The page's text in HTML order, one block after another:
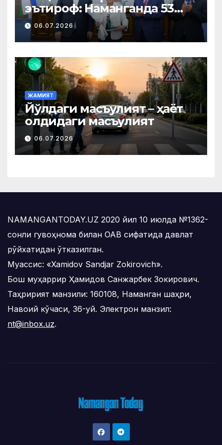
эътироф: Наманганда 53
нафар нуроний «Меҳнат
фахрийси» кўкрак нишони
билан тақдирланди
06.07.2026
ЖАМИЯТ
Йўлдаги масъулият – ҳаёт
олдидаги масъулият
06.07.2026
NAMANGANTODAY.UZ 2020 йил 10 июлда №1362-
сонли гувоҳнома билан ОАВ сифатида давлат
рўйхатидан ўтказилган.
Муассис: «Xamidov Sandjar Zokirovich».
Бош муҳаррир Ҳамидов Санжарбек Зокирович.
Таҳририят манзили: 160108, Наманган шаҳри,
Навоий кўчаси, 36-уй. Электрон манзил:
nt@inbox.uz.